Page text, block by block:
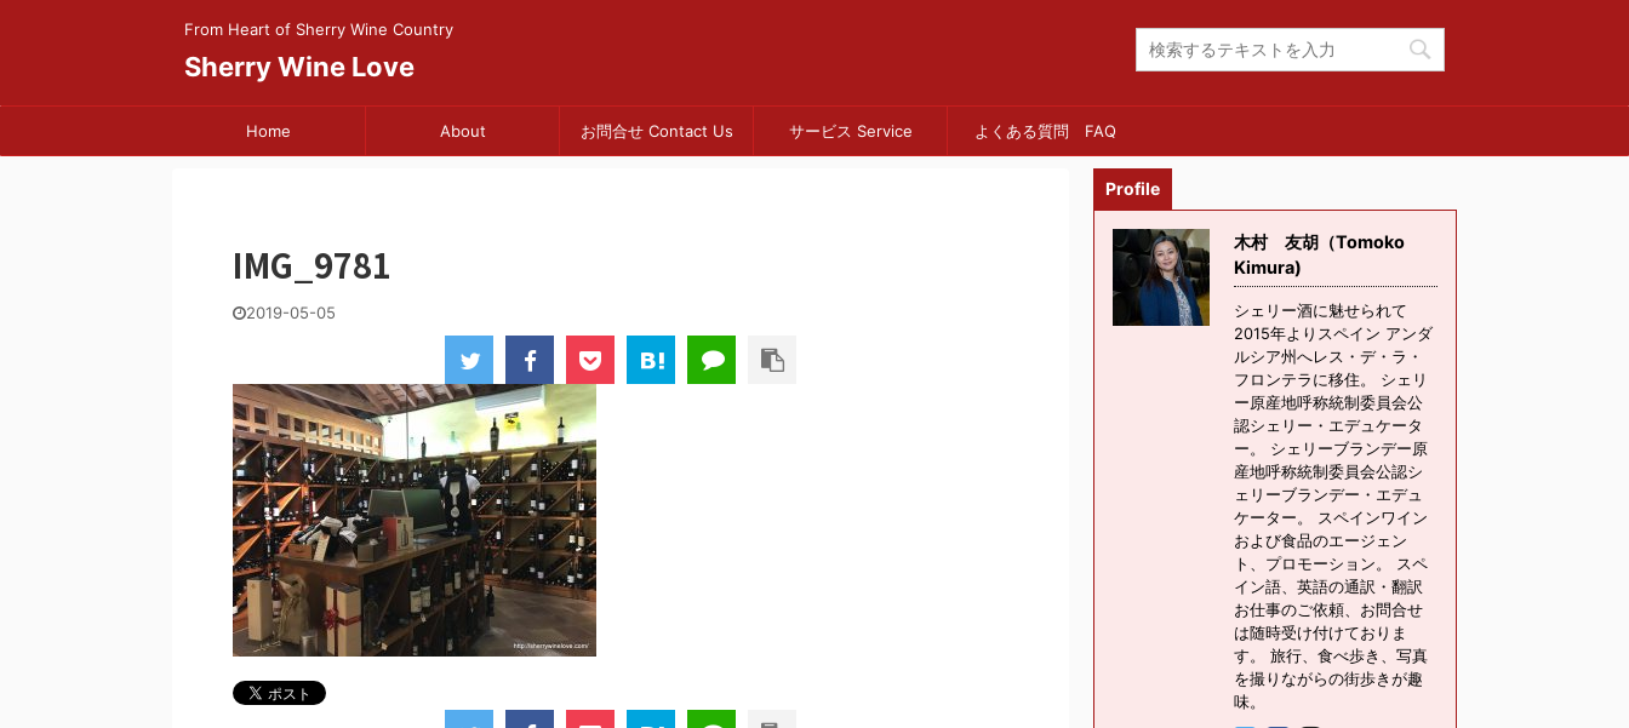
From Heart of Sherry Wine Country
Sherry Wine Love
Home About お問合せ Contact Us サービス Service よくある質問 FAQ
IMG_9781
2019-05-05
Profile
木村 友胡（Tomoko
Kimura)
シェリー酒に魅せられて
2015年よりスペイン アンダ
ルシア州へレス・デ・ラ・
フロンテラに移住。 シェリ
ー原産地呼称統制委員会公
認シェリー・エデュケータ
ー。 シェリーブランデー原
産地呼称統制委員会公認シ
ェリーブランデー・エデュ
ケーター。 スペインワイン
および食品のエージェン
ト、プロモーション。 スペ
イン語、英語の通訳・翻訳
お仕事のご依頼、お問合せ
は随時受け付けておりま
す。 旅行、食べ歩き、写真
を撮りながらの街歩きが趣
味。